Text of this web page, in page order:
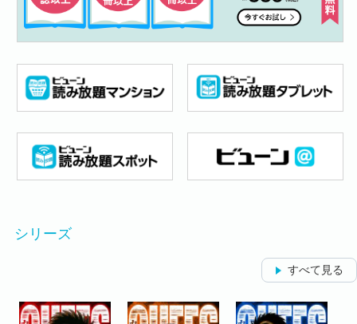
シリーズ
すべて見る